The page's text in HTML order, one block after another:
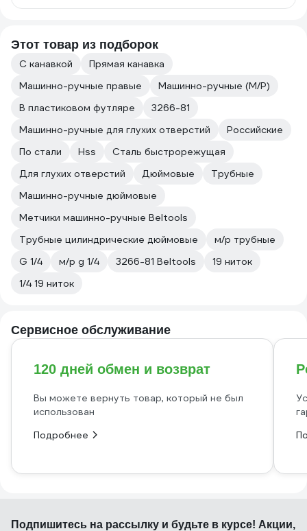
Этот товар из подборок
С канавкой
Прямая канавка
Машинно-ручные правые
Машинно-ручные (М/Р)
В пластиковом футляре
3266-81
Машинно-ручные для глухих отверстий
Российские
По стали
Hss
Сталь быстрорежущая
Для глухих отверстий
Дюймовые
Трубные
Машинно-ручные дюймовые
Метчики машинно-ручные Beltools
Трубные цилиндрические дюймовые
м/р трубные
G 1/4
м/р g 1/4 3266-81 Beltools
19 ниток
1/4 19 ниток
Сервисное обслуживание
120 дней обмен и возврат
Вы можете вернуть товар, который не был
использован
Подробнее
Подпишитесь на рассылку и будьте в курсе! Акции,